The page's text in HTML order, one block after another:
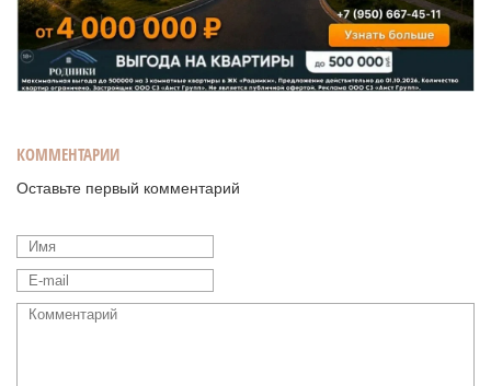
КОММЕНТАРИИ
Оставьте первый комментарий